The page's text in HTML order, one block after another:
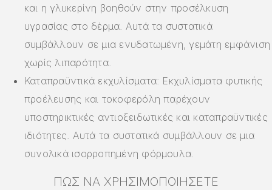
και η γλυκερίνη βοηθούν στην προσέλκυση
υγρασίας στο δέρμα. Αυτά τα συστατικά
συμβάλλουν σε μια ενυδατωμένη, γεμάτη εμφάνιση
χωρίς λιπαρότητα.
Καταπραϋντικά εκχυλίσματα: Εκχυλίσματα φυτικής
προέλευσης και τοκοφερόλη παρέχουν
υποστηρικτικές αντιοξειδωτικές και καταπραϋντικές
ιδιότητες. Αυτά τα συστατικά συμβάλλουν σε μια
συνολικά ισορροπημένη φόρμουλα.
ΠΏΣ ΝΑ ΧΡΗΣΙΜΟΠΟΙΉΣΕΤΕ